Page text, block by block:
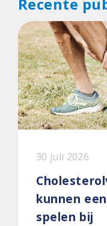
Recente
30 juli 2026
kunnen
spelen bij